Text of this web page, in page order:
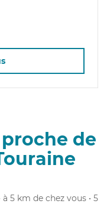
de
à 5 km de chez vous • 5